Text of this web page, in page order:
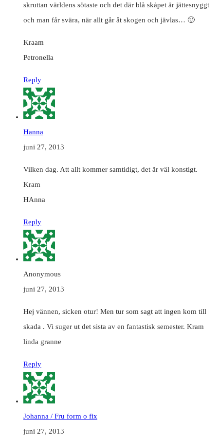
skruttan världens sötaste och det där blå skåpet är jättesnyggt
och man får svära, när allt går åt skogen och jävlas… 🙂
Kraam
Petronella
Reply
Hanna
juni 27, 2013
Vilken dag. Att allt kommer samtidigt, det är väl konstigt.
Kram
HAnna
Reply
Anonymous
juni 27, 2013
Hej vännen, sicken otur! Men tur som sagt att ingen kom till
skada . Vi suger ut det sista av en fantastisk semester. Kram
linda granne
Reply
Johanna / Fru form o fix
juni 27, 2013